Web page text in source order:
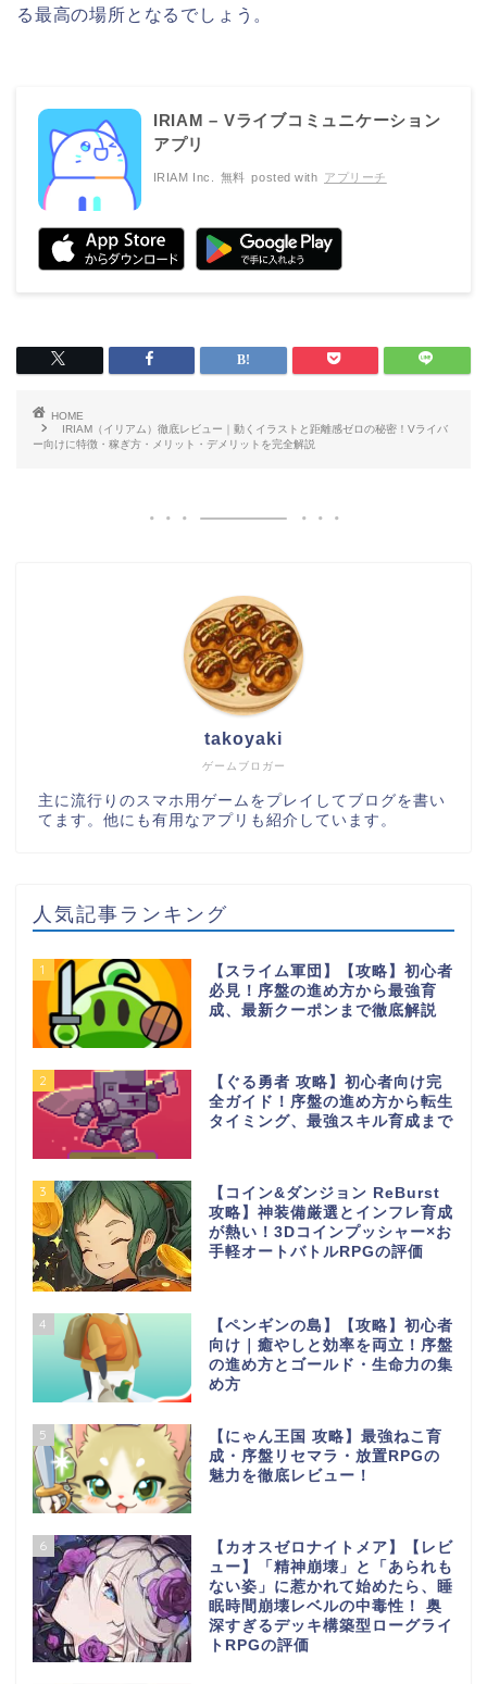
る最高の場所となるでしょう。
IRIAM – Vライブコミュニケーション
アプリ
IRIAM Inc. 無料 posted with アプリーチ
HOME
IRIAM（イリアム）徹底レビュー｜動くイラストと距離感ゼロの秘密！Vライバ
ー向けに特徴・稼ぎ方・メリット・デメリットを完全解説
ゲームブロガー
takoyaki
主に流行りのスマホ用ゲームをプレイしてブログを書い
てます。他にも有用なアプリも紹介しています。
人気記事ランキング
1
【スライム軍団】【攻略】初心者
必見！序盤の進め方から最強育
成、最新クーポンまで徹底解説
2
【ぐる勇者 攻略】初心者向け完
全ガイド！序盤の進め方から転生
タイミング、最強スキル育成まで
3
【コイン&ダンジョン ReBurst
攻略】神装備厳選とインフレ育成
が熱い！3Dコインプッシャー×お
手軽オートバトルRPGの評価
4
【ペンギンの島】【攻略】初心者
向け｜癒やしと効率を両立！序盤
の進め方とゴールド・生命力の集
め方
5
【にゃん王国 攻略】最強ねこ育
成・序盤リセマラ・放置RPGの
魅力を徹底レビュー！
6
【カオスゼロナイトメア】【レビ
ュー】「精神崩壊」と「あられも
ない姿」に惹かれて始めたら、睡
眠時間崩壊レベルの中毒性！ 奥
深すぎるデッキ構築型ローグライ
トRPGの評価